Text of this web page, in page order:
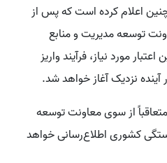
اعلام کرده است که پس از
توسعه مدیریت و منابع
مورد نیاز، فرآیند واریز
نزدیک آغاز خواهد شد.
از سوی معاونت توسعه
کشوری اطلاع‌رسانی خواهد